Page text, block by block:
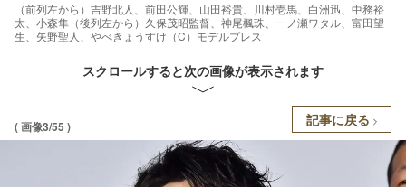
（前列左から）吉野北人、前田公輝、山田裕貴、川村壱馬、白洲迅、中務裕
太、小森隼（後列左から）久保茂昭監督、神尾楓珠、一ノ瀬ワタル、富田望
生、矢野聖人、やべきょうすけ（C）モデルプレス
スクロールすると次の画像が表示されます
( 画像3/55 ) 記事に戻る